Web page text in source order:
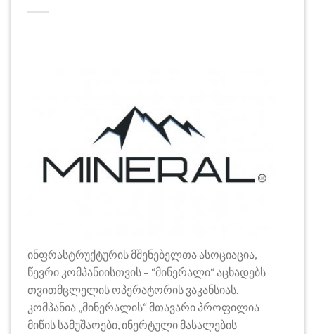
ინფრასტრუქტურის მშენებელთა ასოციაცია,
წევრი კომპანიისთვის – “მინერალი“ აცხადებს
თვითმცლელის ოპერატორის ვაკანსიას.
კომპანია „მინერალის“ მთავარი პროფილია
მიწის სამუშაოები, ინერტული მასალების